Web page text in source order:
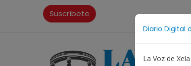
Diario Digital
La Voz de Xela
Suscríbete